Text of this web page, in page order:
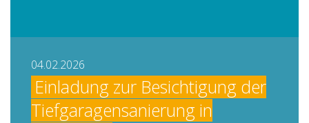
04.02.2026
Einladung zur Besichtigung der
Tiefgaragensanierung in